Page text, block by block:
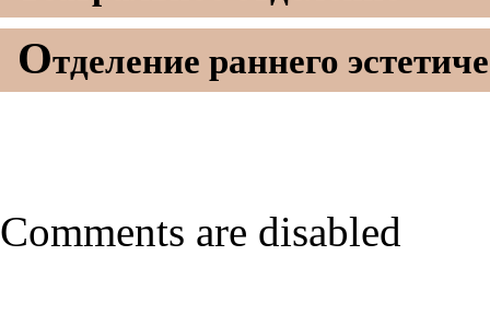
Отделение раннего
Comments are disabled